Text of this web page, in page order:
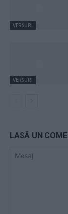
VERSURI
VERSURI
LASĂ UN